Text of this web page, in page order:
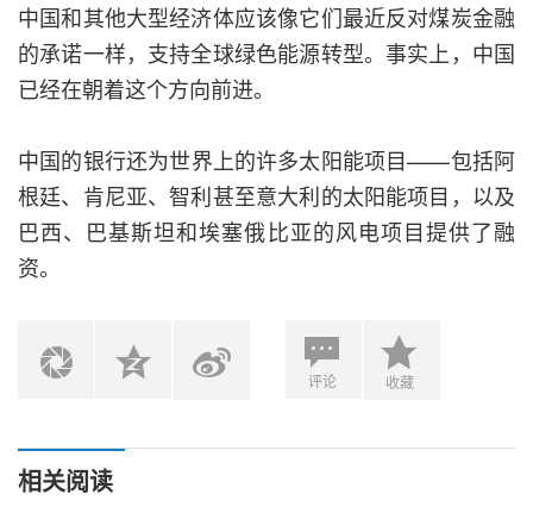
中国和其他大型经济体应该像它们最近反对煤炭金融
的承诺一样，支持全球绿色能源转型。事实上，中国
已经在朝着这个方向前进。
中国的银行还为世界上的许多太阳能项目——包括阿
根廷、肯尼亚、智利甚至意大利的太阳能项目，以及
巴西、巴基斯坦和埃塞俄比亚的风电项目提供了融
资。
评论 收藏
相关阅读